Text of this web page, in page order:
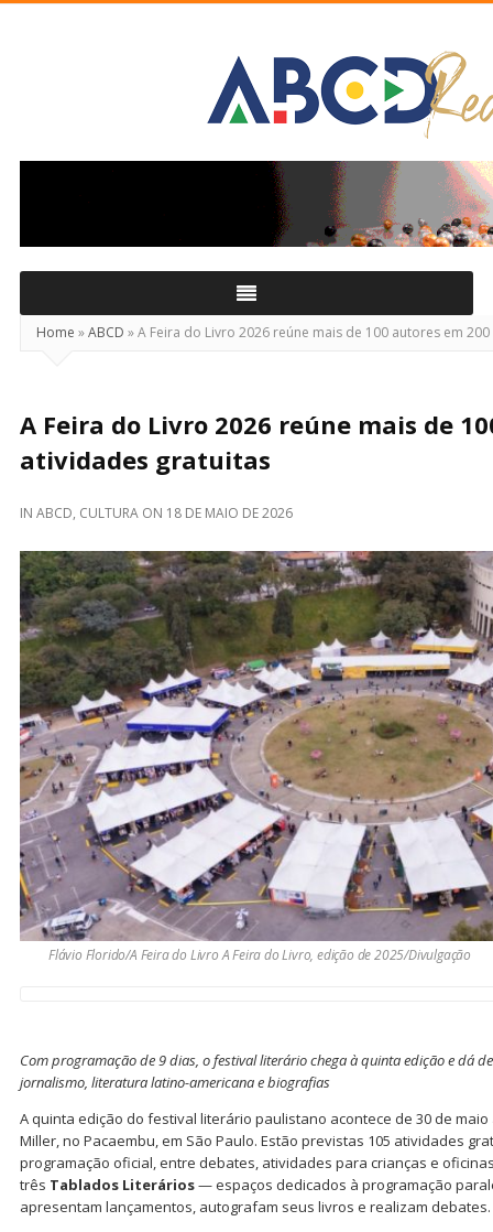
Home »ABCD »A Feira do Livro 2026 reúne mais de 100 autores em
A Feira do Livro 2026 reúne mais de
atividades gratuitas
IN ABCD, CULTURA ON 18 DE MAIO DE 2026
Flávio Florido/A Feira do Livro A Feira do Livro, edição de 2025/Divulgação
Com programação de 9 dias, o festival literário chega à quinta edição e dá
jornalismo, literatura latino-americana e biografias
A quinta edição do festival literário paulistano acontece de 30 de
Miller, no Pacaembu, em São Paulo. Estão previstas 105 atividades
programação oficial, entre debates, atividades para crianças e
três Tablados Literários— espaços dedicados à programação
apresentam lançamentos, autografam seus livros e realizam debates.